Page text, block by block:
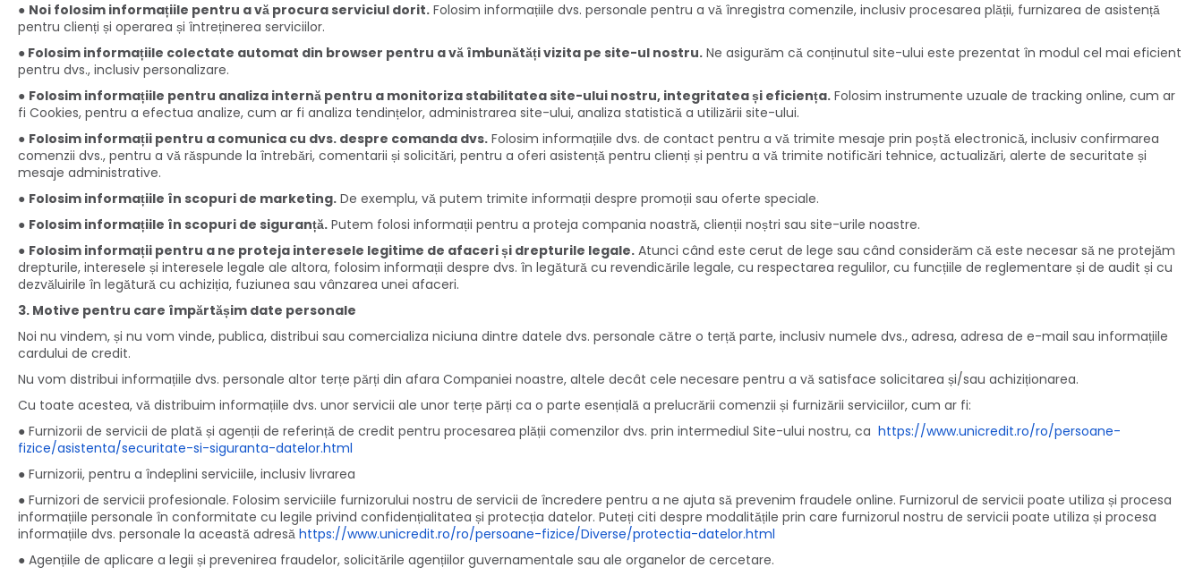
● Noi folosim informațiile pentru a vă procura serviciul dorit. Folosim informațiile dvs. personale pentru a vă înregistra comenzile, inclusiv procesarea plății, furnizarea de asistență
pentru clienți și operarea și întreținerea serviciilor.
● Folosim informațiile colectate automat din browser pentru a vă îmbunătăți vizita pe site-ul nostru. Ne asigurăm că conținutul site-ului este prezentat în modul cel mai eficient
pentru dvs., inclusiv personalizare.
● Folosim informațiile pentru analiza internă pentru a monitoriza stabilitatea site-ului nostru, integritatea și eficiența. Folosim instrumente uzuale de tracking online, cum ar
fi Cookies, pentru a efectua analize, cum ar fi analiza tendințelor, administrarea site-ului, analiza statistică a utilizării site-ului.
● Folosim informații pentru a comunica cu dvs. despre comanda dvs. Folosim informațiile dvs. de contact pentru a vă trimite mesaje prin poștă electronică, inclusiv confirmarea
comenzii dvs., pentru a vă răspunde la întrebări, comentarii și solicitări, pentru a oferi asistență pentru clienți și pentru a vă trimite notificări tehnice, actualizări, alerte de securitate și
mesaje administrative.
● Folosim informațiile în scopuri de marketing. De exemplu, vă putem trimite informații despre promoții sau oferte speciale.
● Folosim informațiile în scopuri de siguranță. Putem folosi informații pentru a proteja compania noastră, clienții noștri sau site-urile noastre.
● Folosim informații pentru a ne proteja interesele legitime de afaceri și drepturile legale. Atunci când este cerut de lege sau când considerăm că este necesar să ne protejăm
drepturile, interesele și interesele legale ale altora, folosim informații despre dvs. în legătură cu revendicările legale, cu respectarea regulilor, cu funcțiile de reglementare și de audit și cu
dezvăluirile în legătură cu achiziția, fuziunea sau vânzarea unei afaceri.
3. Motive pentru care împărtășim date personale
Noi nu vindem, și nu vom vinde, publica, distribui sau comercializa niciuna dintre datele dvs. personale către o terță parte, inclusiv numele dvs., adresa, adresa de e-mail sau informațiile
cardului de credit.
Nu vom distribui informațiile dvs. personale altor terțe părți din afara Companiei noastre, altele decât cele necesare pentru a vă satisface solicitarea și/sau achiziționarea.
Cu toate acestea, vă distribuim informațiile dvs. unor servicii ale unor terțe părți ca o parte esențială a prelucrării comenzii și furnizării serviciilor, cum ar fi:
● Furnizorii de servicii de plată și agenții de referință de credit pentru procesarea plății comenzilor dvs. prin intermediul Site-ului nostru, ca https://www.unicredit.ro/ro/persoane-
fizice/asistenta/securitate-si-siguranta-datelor.html
● Furnizorii, pentru a îndeplini serviciile, inclusiv livrarea
● Furnizori de servicii profesionale. Folosim serviciile furnizorului nostru de servicii de încredere pentru a ne ajuta să prevenim fraudele online. Furnizorul de servicii poate utiliza și procesa
informațiile personale în conformitate cu legile privind confidențialitatea și protecția datelor. Puteți citi despre modalitățile prin care furnizorul nostru de servicii poate utiliza și procesa
informațiile dvs. personale la această adresă https://www.unicredit.ro/ro/persoane-fizice/Diverse/protectia-datelor.html
● Agențiile de aplicare a legii și prevenirea fraudelor, solicitările agențiilor guvernamentale sau ale organelor de cercetare.